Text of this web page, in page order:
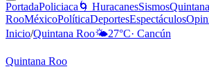
PortadaPoliciaca 🌀 HuracanesSismosQuintana
RooMéxicoPolíticaDeportesEspectáculos
Inicio/Quintana Roo🌤️27°C· Cancún
Quintana Roo